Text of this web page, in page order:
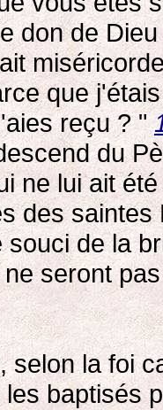
don de
que
reçu ? "
du
ne lui ait
des
de la
seront
selon la foi
baptisés